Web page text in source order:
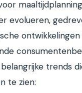
evolueren,
trends
te zien: